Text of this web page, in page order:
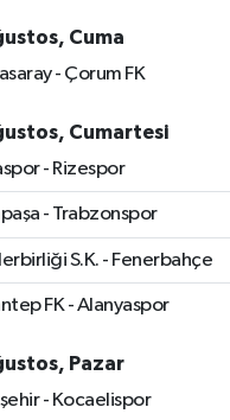
Cuma
- Çorum FK
Cumartesi
- Rizespor
- Trabzonspor
S.K. - Fenerbahçe
FK - Alanyaspor
Pazar
- Kocaelispor